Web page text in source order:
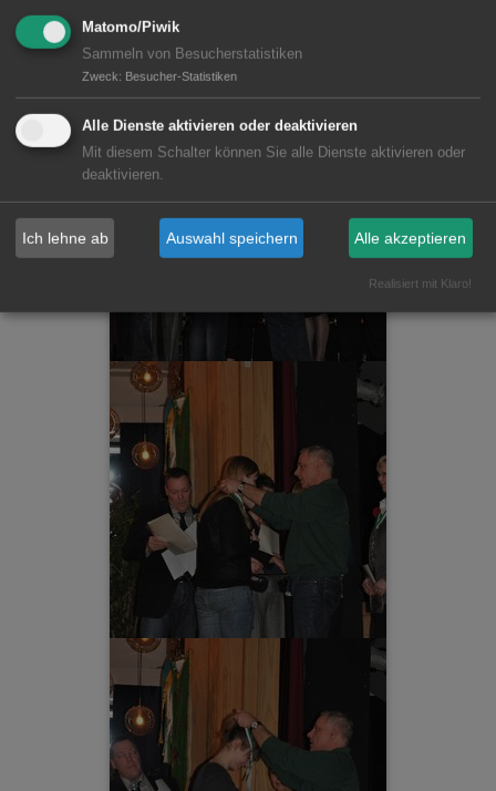
Matomo/Piwik
Sammeln von Besucherstatistiken
Zweck: Besucher-Statistiken
Alle Dienste aktivieren oder deaktivieren
Mit diesem Schalter können Sie alle Dienste aktivieren oder
deaktivieren.
Ich lehne ab Auswahl speichern Alle akzeptieren
Realisiert mit Klaro!